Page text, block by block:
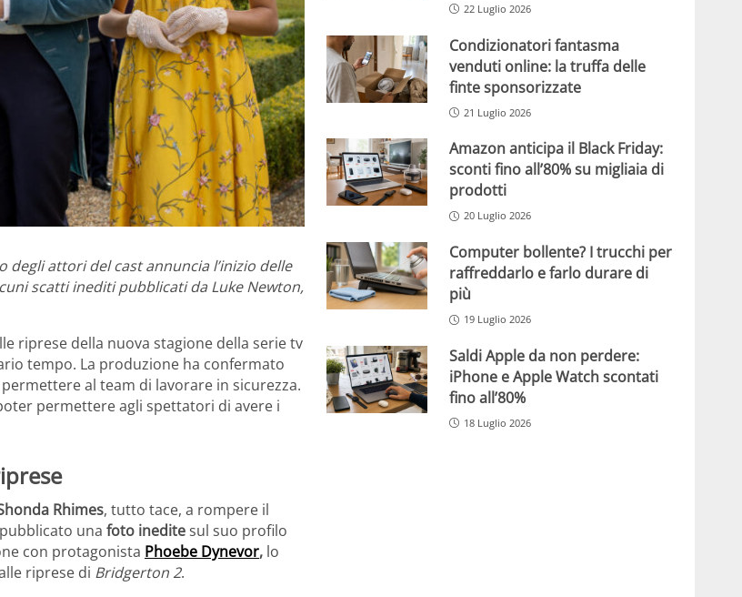
attori del cast annuncia l’inizio delle
scatti inediti pubblicati da Luke Newton,
riprese della nuova stagione della serie tv
tempo. La produzione ha confermato
al team di lavorare in sicurezza.
permettere agli spettatori di avere i
Rhimes, tutto tace, a rompere il
una foto ineditesul suo profilo
con protagonista Phoebe Dynevor, lo
riprese di Bridgerton 2.
22 Luglio 2026
Condizionatori fantasma
venduti online: la truffa delle
finte sponsorizzate
21 Luglio 2026
Amazon anticipa il Black Friday:
sconti fino all’80% su migliaia di
prodotti
20 Luglio 2026
Computer bollente? I trucchi per
raffreddarlo e farlo durare di
più
19 Luglio 2026
Saldi Apple da non perdere:
iPhone e Apple Watch scontati
fino all’80%
18 Luglio 2026